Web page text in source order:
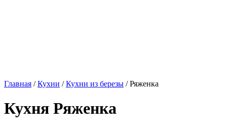
Главная /Кухни /Кухни из березы / Ряженка
Кухня Ряженка